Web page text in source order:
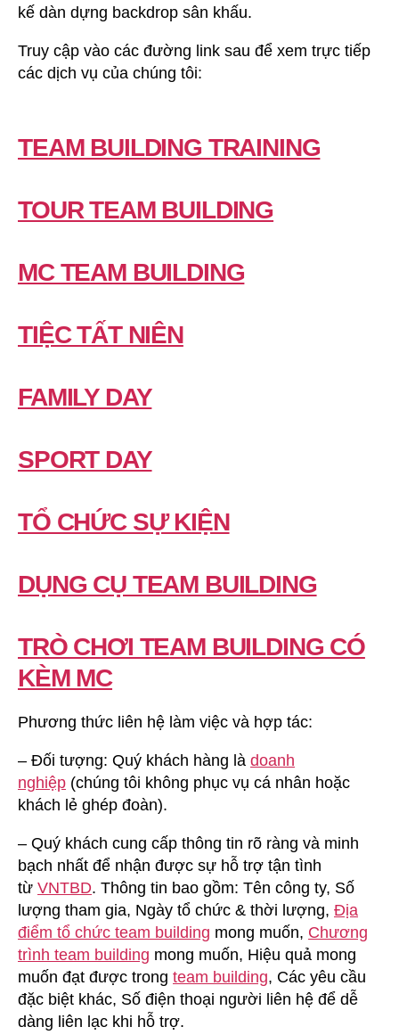
kế dàn dựng backdrop sân khấu.
Truy cập vào các đường link sau để xem trực tiếp
các dịch vụ của chúng tôi:
TEAM BUILDING TRAINING
TOUR TEAM BUILDING
MC TEAM BUILDING
TIỆC TẤT NIÊN
FAMILY DAY
SPORT DAY
TỔ CHỨC SỰ KIỆN
DỤNG CỤ TEAM BUILDING
TRÒ CHƠI TEAM BUILDING CÓ
KÈM MC
Phương thức liên hệ làm việc và hợp tác:
– Đối tượng: Quý khách hàng là doanh
nghiệp (chúng tôi không phục vụ cá nhân hoặc
khách lẻ ghép đoàn).
– Quý khách cung cấp thông tin rõ ràng và minh
bạch nhất để nhận được sự hỗ trợ tận tình
từ VNTBD. Thông tin bao gồm: Tên công ty, Số
lượng tham gia, Ngày tổ chức & thời lượng, Địa
điểm tổ chức team building mong muốn, Chương
trình team building mong muốn, Hiệu quả mong
muốn đạt được trong team building, Các yêu cầu
đặc biệt khác, Số điện thoại người liên hệ để dễ
dàng liên lạc khi hỗ trợ.